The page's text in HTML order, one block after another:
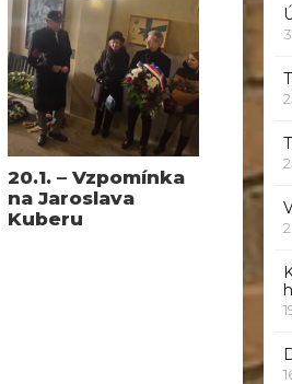
20.1. – Vzpomínka
na Jaroslava
Kuberu